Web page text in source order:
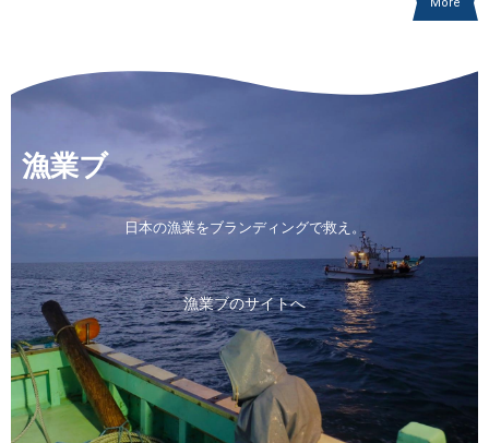
More
漁業ブ
日本の漁業をブランディングで救え。
漁業ブのサイトへ